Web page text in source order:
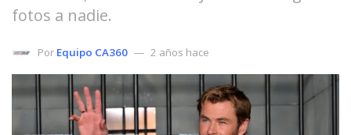
fotos a nadie.
Por Equipo CA360 2 años hace